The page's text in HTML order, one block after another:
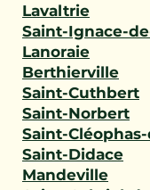
Lavaltrie
Saint-Ignace-
Lanoraie
Berthierville
Saint-Cuthbert
Saint-Norbert
Saint-
Saint-Didace
Mandeville